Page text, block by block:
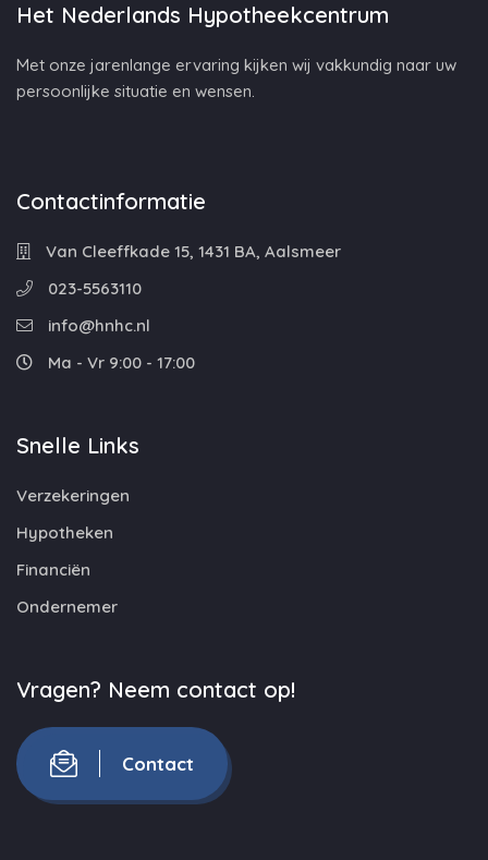
Het Nederlands Hypotheekcentrum
Met onze jarenlange ervaring kijken wij vakkundig naar uw
persoonlijke situatie en wensen.
Contactinformatie
Van Cleeffkade 15, 1431 BA, Aalsmeer
023-5563110
info@hnhc.nl
Ma - Vr 9:00 - 17:00
Snelle Links
Verzekeringen
Hypotheken
Financiën
Ondernemer
Vragen? Neem contact op!
Contact